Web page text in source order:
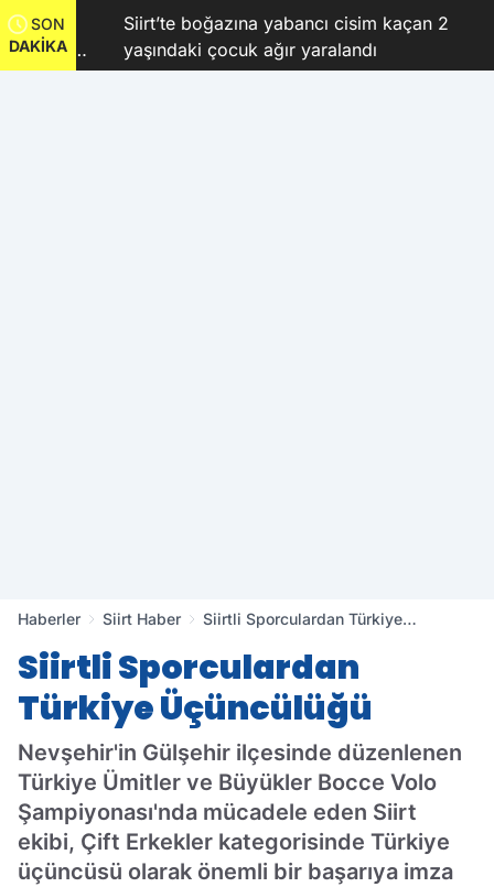
SON
DAKİKA
Siirt’te boğazına yabancı cisim kaçan 2
yaşındaki çocuk ağır yaralandı
Haberler Siirt Haber
Siirtli Sporculardan Türkiye
Siirtli Sporculardan
Türkiye Üçüncülüğü
Nevşehir'in Gülşehir ilçesinde düzenlenen
Türkiye Ümitler ve Büyükler Bocce Volo
Şampiyonası'nda mücadele eden Siirt
ekibi, Çift Erkekler kategorisinde Türkiye
üçüncüsü olarak önemli bir başarıya imza